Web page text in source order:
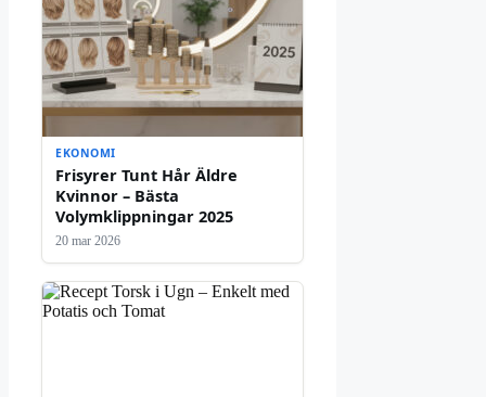
EKONOMI
Frisyrer Tunt Hår Äldre
Kvinnor – Bästa
Volymklippningar 2025
20 mar 2026